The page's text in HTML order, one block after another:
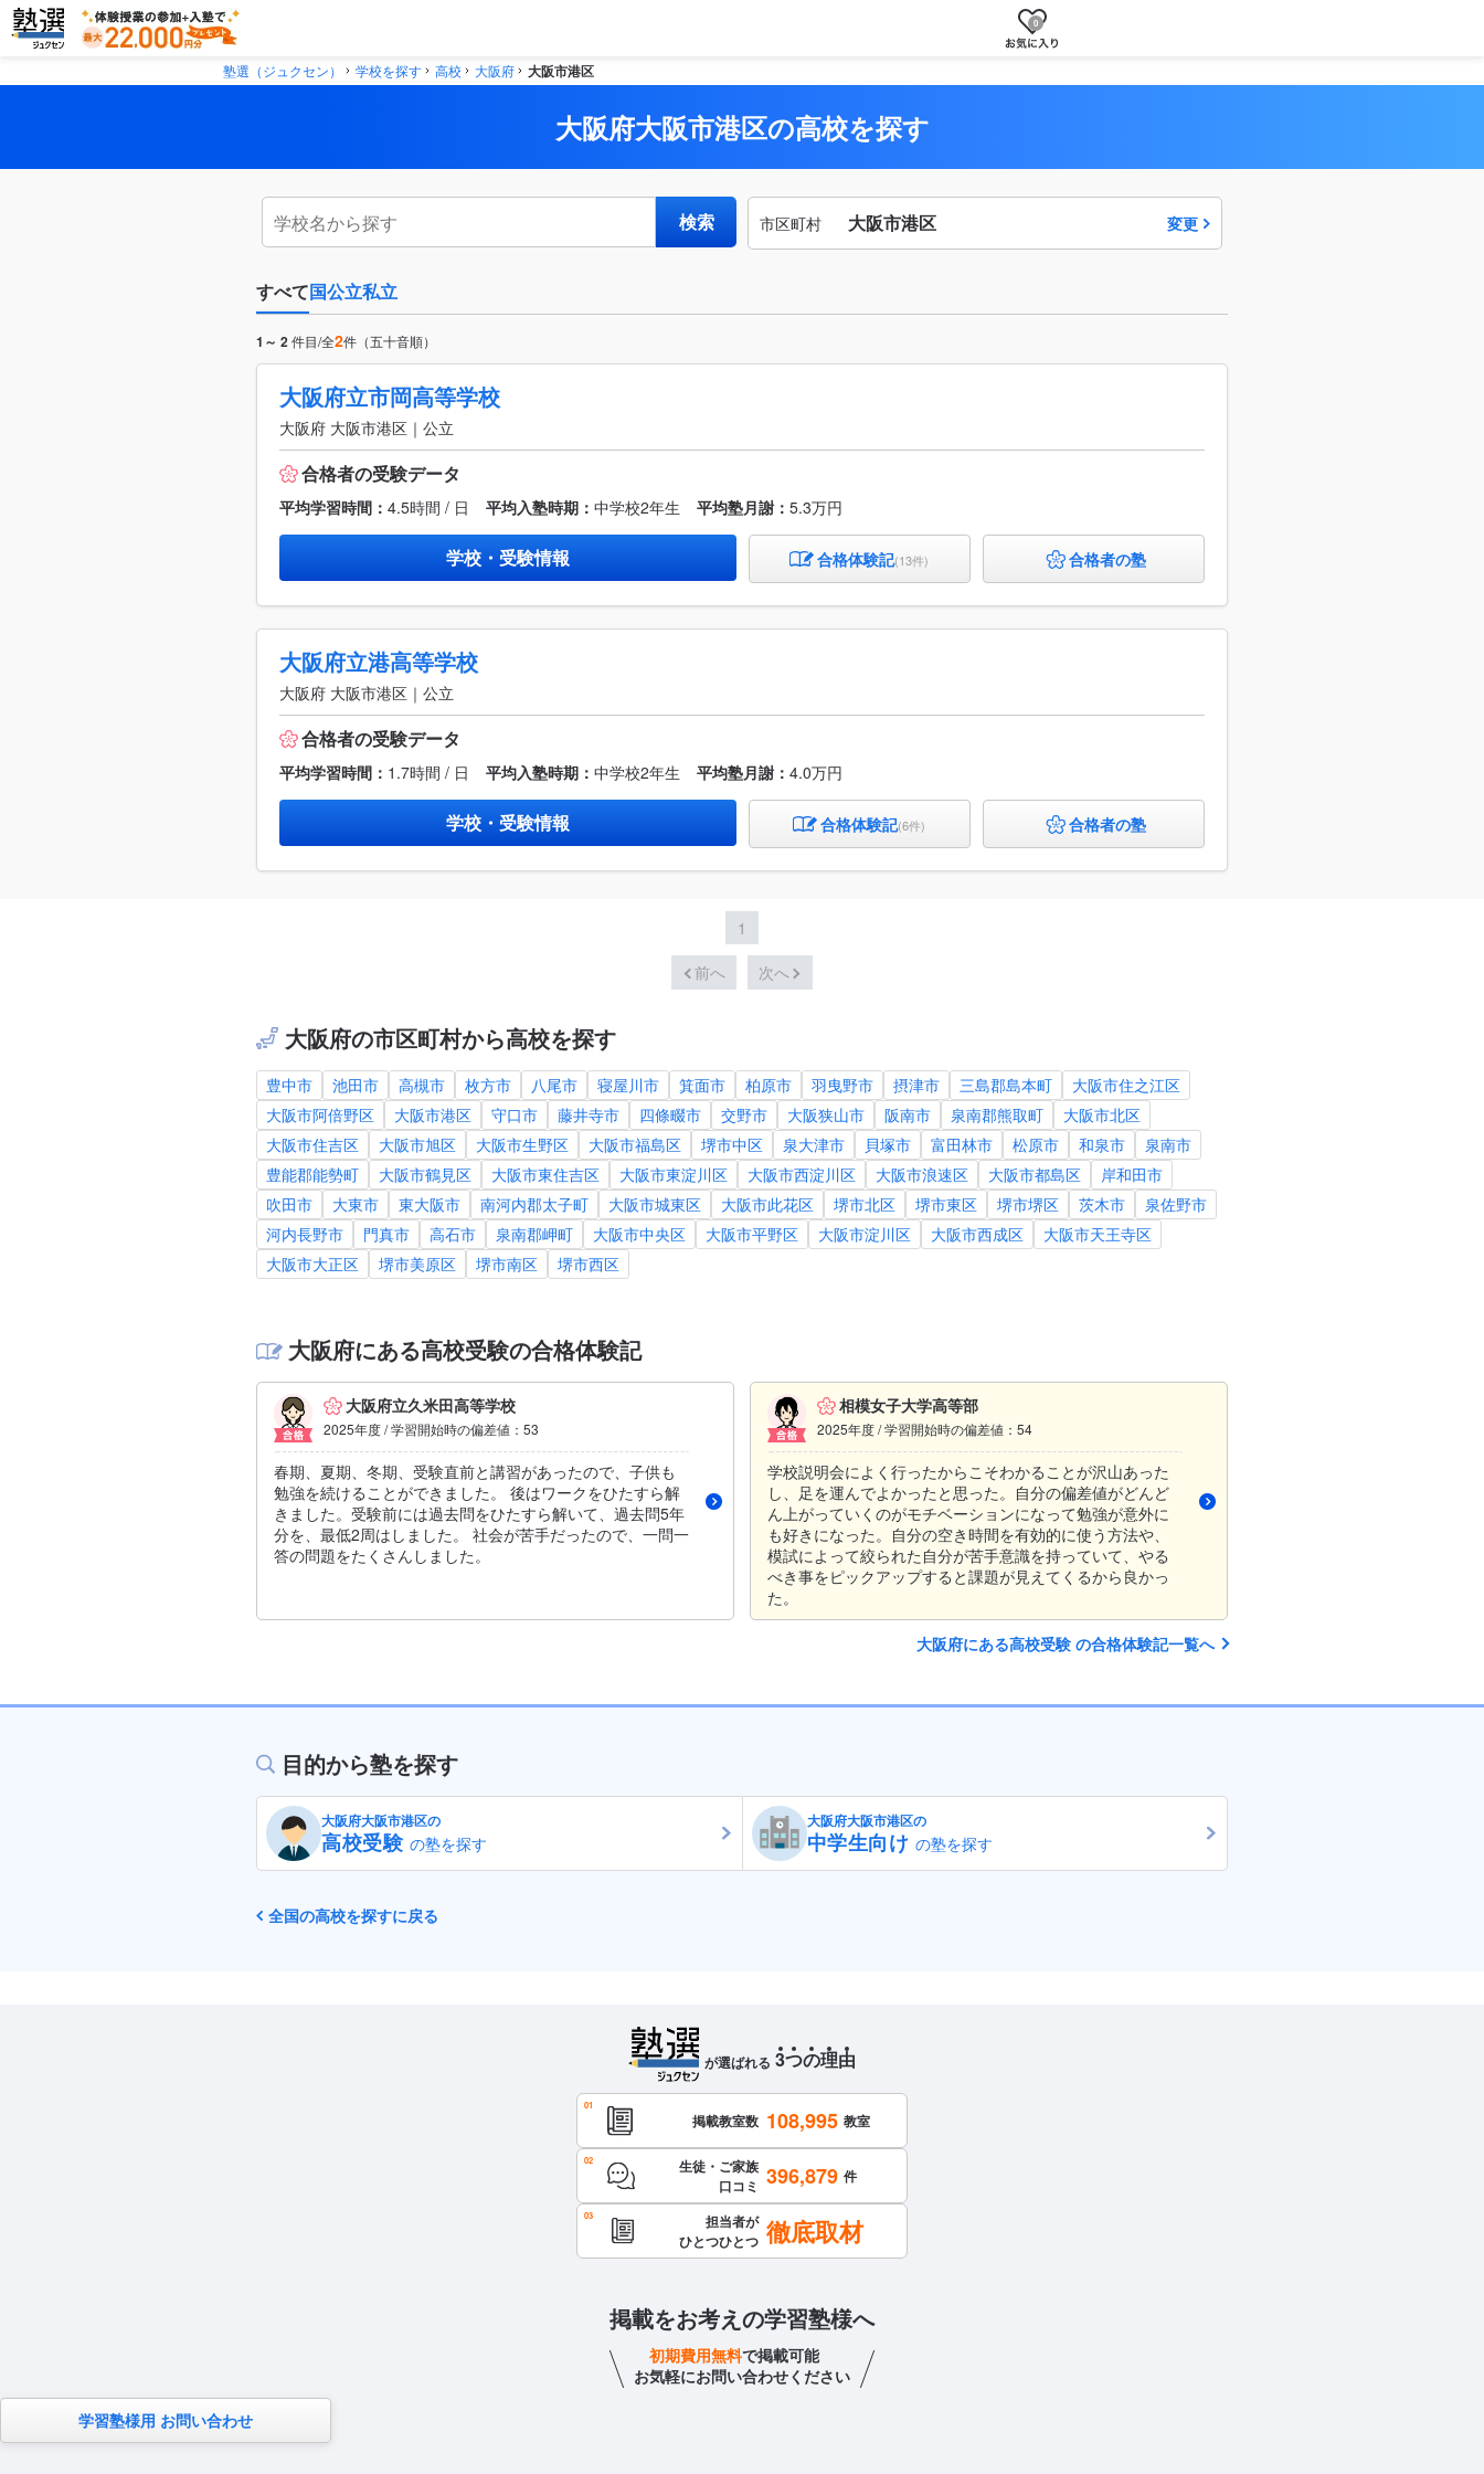
0
塾選（ジュクセン） 学校を探す 高校 大阪府 大阪市港区
大阪府大阪市港区の高校を探す
検索 市区町村 大阪市港区 変更
市区
から
駅・
から
すべて国公立私立
1～ 2件目/全2件（五十音順）
大阪府立市岡高等学校
大阪府 大阪市港区｜公立
合格者の受験データ
平均学習時間： 4.5時間 / 日 平均入塾時期： 中学校2年生 平均塾月謝： 5.3万円
学校・受験情報 合格体験記(13件) 合格者の塾
大阪府立港高等学校
大阪府 大阪市港区｜公立
合格者の受験データ
平均学習時間： 1.7時間 / 日 平均入塾時期： 中学校2年生 平均塾月謝： 4.0万円
学校・受験情報 合格体験記(6件) 合格者の塾
1
前へ 次へ
大阪府の市区町村から高校を探す
豊中市 池田市 高槻市 枚方市 八尾市 寝屋川市 箕面市 柏原市 羽曳野市 摂津市 三島郡島本町
大阪市住之江区
大阪市阿倍野区
大阪市港区 守口市 藤井寺市 四條畷市 交野市 大阪狭山市 阪南市 泉南郡熊取町
大阪市北区
大阪市住吉区
大阪市旭区 大阪市生野区 大阪市福島区 堺市中区 泉大津市 貝塚市 富田林市 松原市 和泉市
泉南市
豊能郡能勢町
大阪市鶴見区 大阪市東住吉区 大阪市東淀川区 大阪市西淀川区 大阪市浪速区 大阪市都島区
岸和田市
吹田市
大東市 東大阪市 南河内郡太子町 大阪市城東区 大阪市此花区 堺市北区 堺市東区 堺市堺区 茨木市
泉佐野市
河内長野市
門真市 高石市 泉南郡岬町 大阪市中央区 大阪市平野区 大阪市淀川区 大阪市西成区
大阪市天王寺区
大阪市大正区
堺市美原区 堺市南区 堺市西区
大阪府にある高校受験の合格体験記
大阪府立久米田高等学校
2025年度 / 学習開始時の偏差値：53
春期、夏期、冬期、受験直前と講習があったので、子供も
勉強を続けることができました。 後はワークをひたすら解
きました。受験前には過去問をひたすら解いて、過去問5年
分を、最低2周はしました。 社会が苦手だったので、一問一
答の問題をたくさんしました。
相模女子大学高等部
2025年度 / 学習開始時の偏差値：54
学校説明会によく行ったからこそわかることが沢山あった
し、足を運んでよかったと思った。自分の偏差値がどんど
ん上がっていくのがモチベーションになって勉強が意外に
も好きになった。自分の空き時間を有効的に使う方法や、
模試によって絞られた自分が苦手意識を持っていて、やる
べき事をピックアップすると課題が見えてくるから良かっ
た。
大阪府にある高校受験 の合格体験記一覧へ
目的から塾を探す
大阪府大阪市港区の
高校受験 の塾を探す
大阪府大阪市港区の
中学生向け の塾を探す
全国の高校を探すに戻る
が選ばれる 3つの理由
掲載教室数 108,995 教室
生徒・ご家族
口コミ 396,879 件
担当者が
ひとつひとつ 徹底取材
掲載をお考えの学習塾様へ
初期費用無料で掲載可能
お気軽にお問い合わせください
学習塾様用 お問い合わせ